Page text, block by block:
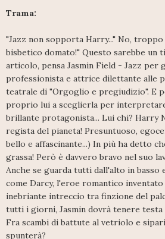
Trama:
"Jazz non sopporta Harry..." No, troppo
bisbetico domato!" Questo sarebbe
articolo, pensa Jasmin Field - Jazz per
professionista e attrice dilettante alle
teatrale di "Orgoglio e pregiudizio". E
proprio lui a sceglierla per
brillante protagonista... Lui chi? Harry
regista del pianeta! Presuntuoso,
bello e affascinante...) In più ha detto
grassa! Però è davvero bravo nel suo
Anche se guarda tutti dall'alto in
come Darcy, l'eroe romantico inventato
inebriante intreccio tra finzione del
tutti i giorni, Jasmin dovrà tenere testa
Fra scambi di battute al vetriolo e
spunterà?